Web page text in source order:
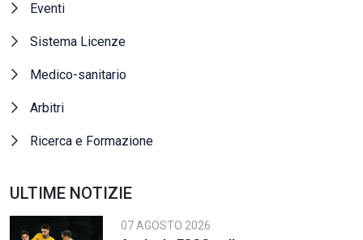
Eventi
Sistema Licenze
Medico-sanitario
Arbitri
Ricerca e Formazione
ULTIME NOTIZIE
07 AGOSTO 2026